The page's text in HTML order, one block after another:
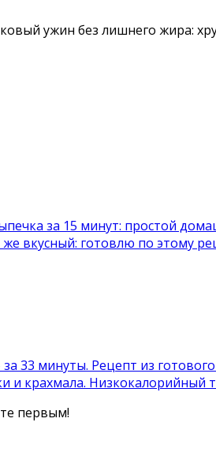
ужин без лишнего жира:
за 15 минут: простой
вкусный: готовлю по этому
33 минуты. Рецепт из готового
и крахмала. Низкокалорийный
первым!